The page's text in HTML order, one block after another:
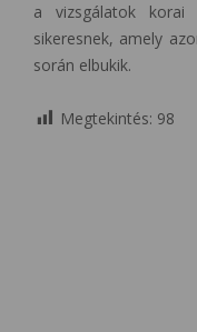
a vizsgálatok korai
sikeresnek, amely
során elbukik.
Megtekintés: 98